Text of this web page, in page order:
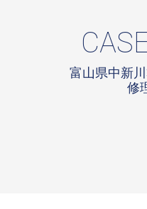
富山県中新
修